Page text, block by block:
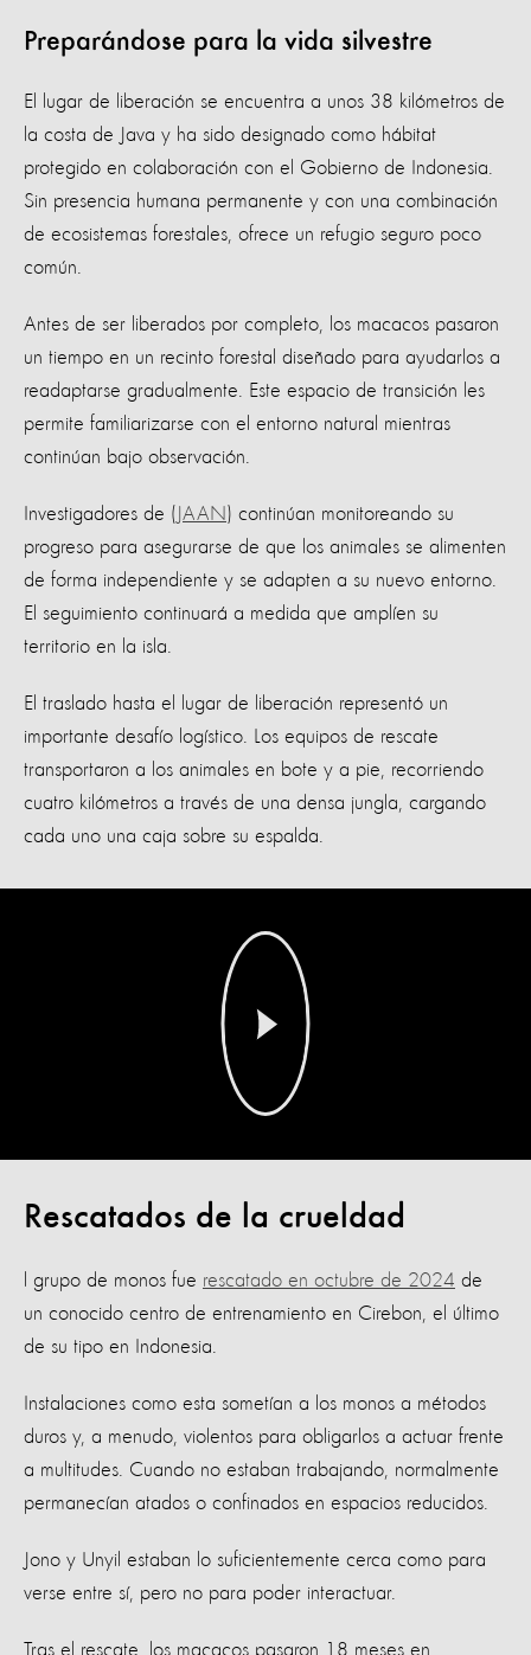
Preparándose para la vida silvestre
El lugar de liberación se encuentra a unos 38 kilómetros de
la costa de Java y ha sido designado como hábitat
protegido en colaboración con el Gobierno de Indonesia.
Sin presencia humana permanente y con una combinación
de ecosistemas forestales, ofrece un refugio seguro poco
común.
Antes de ser liberados por completo, los macacos pasaron
un tiempo en un recinto forestal diseñado para ayudarlos a
readaptarse gradualmente. Este espacio de transición les
permite familiarizarse con el entorno natural mientras
continúan bajo observación.
Investigadores de ( JAAN) continúan monitoreando su
progreso para asegurarse de que los animales se alimenten
de forma independiente y se adapten a su nuevo entorno.
El seguimiento continuará a medida que amplíen su
territorio en la isla.
El traslado hasta el lugar de liberación representó un
importante desafío logístico. Los equipos de rescate
transportaron a los animales en bote y a pie, recorriendo
cuatro kilómetros a través de una densa jungla, cargando
cada uno una caja sobre su espalda.
Rescatados de la crueldad
l grupo de monos fue rescatado en octubre de 2024 de
un conocido centro de entrenamiento en Cirebon, el último
de su tipo en Indonesia.
Instalaciones como esta sometían a los monos a métodos
duros y, a menudo, violentos para obligarlos a actuar frente
a multitudes. Cuando no estaban trabajando, normalmente
permanecían atados o confinados en espacios reducidos.
Jono y Unyil estaban lo suficientemente cerca como para
verse entre sí, pero no para poder interactuar.
Tras el rescate, los macacos pasaron 18 meses en